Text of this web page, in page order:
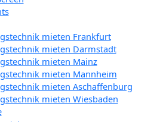
mieten Frankfurt
mieten Darmstadt
mieten Mainz
mieten Mannheim
mieten Aschaffenburg
mieten Wiesbaden